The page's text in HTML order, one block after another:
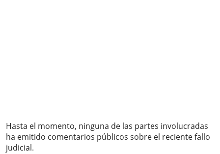
Hasta el momento, ninguna de las partes involucradas
ha emitido comentarios públicos sobre el reciente fallo
judicial.